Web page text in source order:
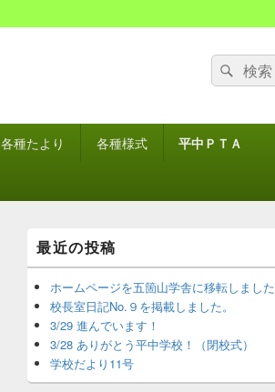
検
索:
検
索
各種たより 各種様式 平中ＰＴＡ
イ
ン
サ
イ
バ
ー
ウ
ィ
最近の投稿
ホームページを五箇山学舎に移転しました
校長室日記No.９を掲載しました。
3/29 進んでいます！
3/28 ありがとう平中学校！（閉校式）
学校だより11号